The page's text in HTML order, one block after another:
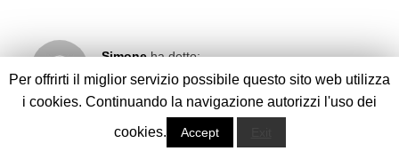
Simone ha detto:
1 Febbraio 2014 @ 19:49
FERRE’ un vero maestro .. La mia maggior stima .
Per offrirti il miglior servizio possibile questo sito web utilizza
i cookies. Continuando la navigazione autorizzi l'uso dei
cookies.
Accept